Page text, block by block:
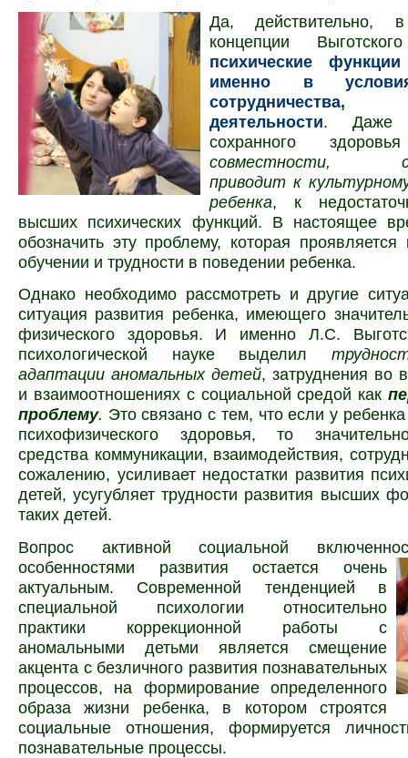
Да, действительно, в
концепции
психические
именно в
сотрудничества,
деятельности. Даже
сохранного
совместности,
приводит к
ребенка, к
высших психических функций. В настоящее
обозначить эту проблему, которая проявляется
обучении и трудности в поведении ребенка.
Однако необходимо рассмотреть и другие
ситуация развития ребенка, имеющего
физического здоровья. И именно Л.С.
психологической науке выделил
адаптации аномальных детей, затруднения во
и взаимоотношениях с социальной средой как
про­блему. Это связано с тем, что если у
психофизического здоровья, то
средства комму­никации, взаимодействия,
сожалению, усиливает недостатки развития
детей, усугубляет труд­но­сти развития высших
таких детей.
Вопрос активной социальной
особенностями развития остается очень
актуальным. Современной тенденцией в
специальной психологии относительно
практики коррекционной работы с
аномальными детьми является смещение
акцента с безличного развития познавательных
процессов, на формирование определенного
образа жизни ребенка, в котором строятся
социальные отношения, формируется
познавательные процессы.